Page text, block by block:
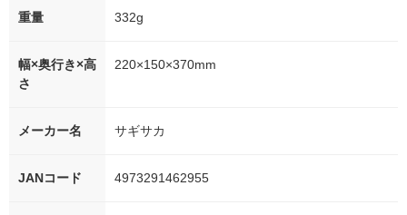
重量 332g
幅×奥行き×高
さ
220×150×370mm
メーカー名 サギサカ
JANコード 4973291462955